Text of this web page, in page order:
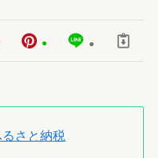
さと納税